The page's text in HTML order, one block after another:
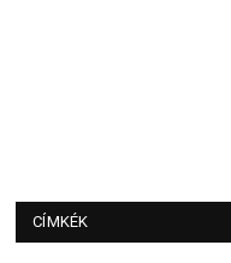
CÍMKÉK